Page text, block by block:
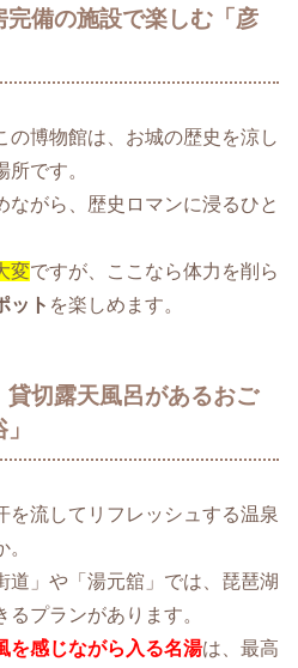
備の施設で楽しむ「彦
の博物館は、お城の歴史を涼し
です。
ながら、歴史ロマンに浸るひと
変ですが、ここなら体力を削ら
ット を楽しめます。
貸切露天風呂があるおご
を流してリフレッシュする温泉
道」や「湯元舘」では、琵琶湖
プランがあります。
を感じながら入る名湯は、最高